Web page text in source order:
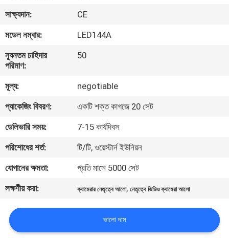
আমাদের
সম্পর্কে
ভ্রমণ
মান
নিয়ন্ত্রণ
আমাদের
সাথে
যোগাযোগ
করুন
সাক্ষ্যদান:
CE
মডেল নম্বার:
LED144A
ন্যূনতম চাহিদার
পরিমাণ:
50
মূল্য:
negotiable
প্যাকেজিং বিবরণ:
একটি শক্ত কাগজে 20 সেট
ডেলিভারি সময়:
7-15 কার্যদিবস
পরিশোধের শর্ত:
টি/টি, ওয়েস্টার্ন ইউনিয়ন
যোগানের ক্ষমতা:
প্রতি মাসে 5000 সেট
লক্ষণীয় করা:
ক্যামেরার নেতৃত্বে আলো,নেতৃত্বে ভিডিও ক্যামেরা আলো
ভালো দাম